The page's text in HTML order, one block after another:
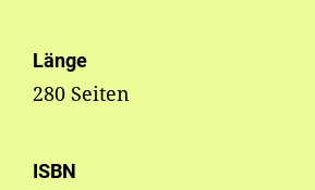
Länge
280 Seiten
ISBN